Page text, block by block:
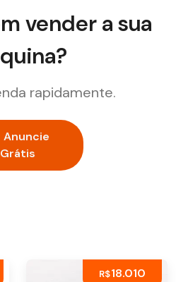
vender a sua
rapidamente.
Anuncie
Grátis
R$18.010